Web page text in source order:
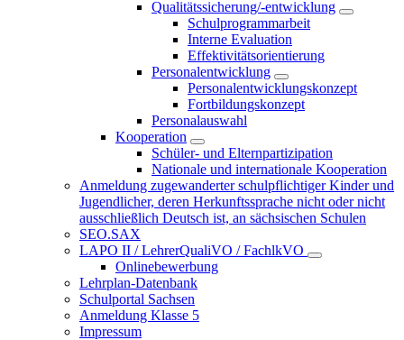
Qualitätssicherung/-entwicklung
Schulprogrammarbeit
Interne Evaluation
Effektivitätsorientierung
Personalentwicklung
Personalentwicklungskonzept
Fortbildungskonzept
Personalauswahl
Kooperation
Schüler- und Elternpartizipation
Nationale und internationale Kooperation
Anmeldung zugewanderter schulpflichtiger Kinder und
Jugendlicher, deren Herkunftssprache nicht oder nicht
ausschließlich Deutsch ist, an sächsischen Schulen
SEO.SAX
LAPO II / LehrerQualiVO / FachlkVO
Onlinebewerbung
Lehrplan-Datenbank
Schulportal Sachsen
Anmeldung Klasse 5
Impressum